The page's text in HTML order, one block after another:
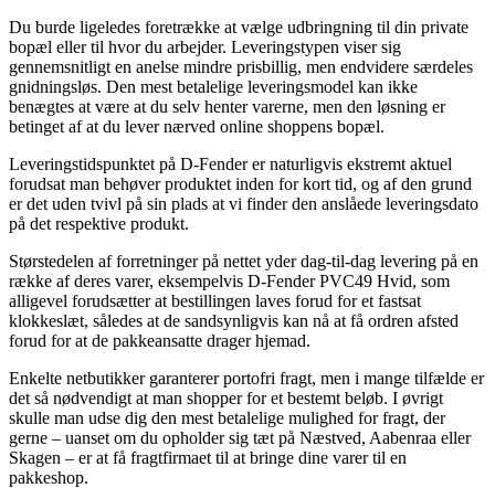
Du burde ligeledes foretrække at vælge udbringning til din private
bopæl eller til hvor du arbejder. Leveringstypen viser sig
gennemsnitligt en anelse mindre prisbillig, men endvidere særdeles
gnidningsløs. Den mest betalelige leveringsmodel kan ikke
benægtes at være at du selv henter varerne, men den løsning er
betinget af at du lever nærved online shoppens bopæl.
Leveringstidspunktet på D-Fender er naturligvis ekstremt aktuel
forudsat man behøver produktet inden for kort tid, og af den grund
er det uden tvivl på sin plads at vi finder den anslåede leveringsdato
på det respektive produkt.
Størstedelen af forretninger på nettet yder dag-til-dag levering på en
række af deres varer, eksempelvis D-Fender PVC49 Hvid, som
alligevel forudsætter at bestillingen laves forud for et fastsat
klokkeslæt, således at de sandsynligvis kan nå at få ordren afsted
forud for at de pakkeansatte drager hjemad.
Enkelte netbutikker garanterer portofri fragt, men i mange tilfælde er
det så nødvendigt at man shopper for et bestemt beløb. I øvrigt
skulle man udse dig den mest betalelige mulighed for fragt, der
gerne – uanset om du opholder sig tæt på Næstved, Aabenraa eller
Skagen – er at få fragtfirmaet til at bringe dine varer til en
pakkeshop.